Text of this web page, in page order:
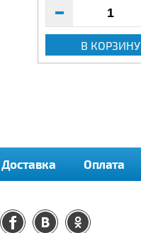
В КОРЗИНУ
Доставка Оплата